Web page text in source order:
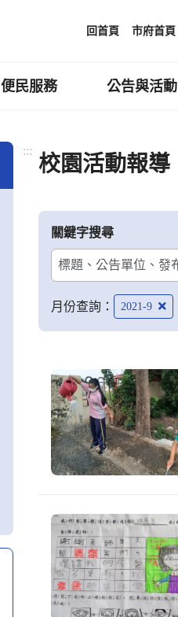
回首頁 市府首頁
便民服務 公告與活動
:::
校園活動報導
關鍵字搜尋
月份查詢： 2021-9